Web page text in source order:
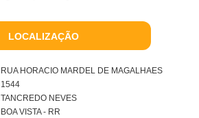
LOCALIZAÇÃO
RUA HORACIO MARDEL DE MAGALHAES
1544
TANCREDO NEVES
BOA VISTA - RR